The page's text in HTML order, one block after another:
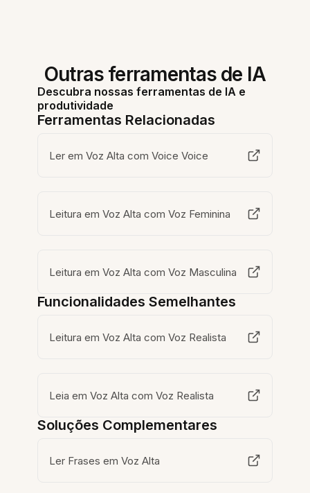
Outras ferramentas de IA
Descubra nossas ferramentas de IA e
produtividade
Ferramentas Relacionadas
Ler em Voz Alta com Voice Voice
Leitura em Voz Alta com Voz Feminina
Leitura em Voz Alta com Voz Masculina
Funcionalidades Semelhantes
Leitura em Voz Alta com Voz Realista
Leia em Voz Alta com Voz Realista
Soluções Complementares
Ler Frases em Voz Alta